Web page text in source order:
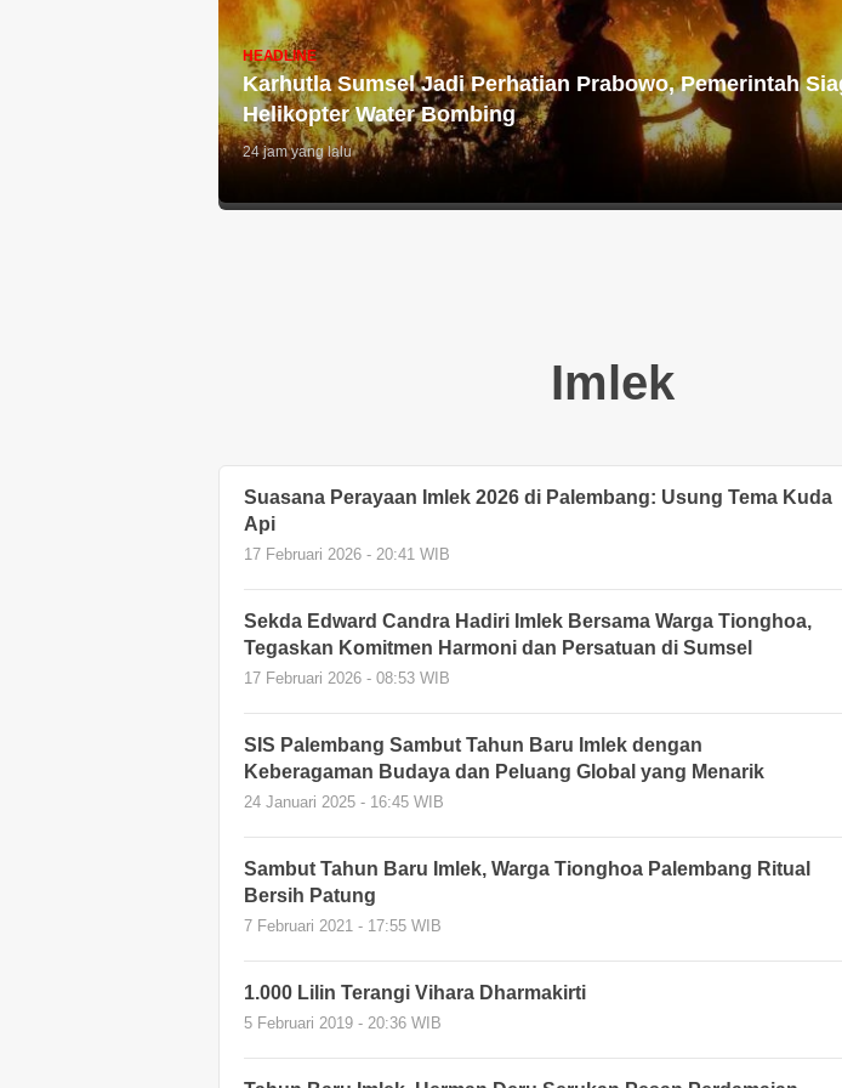
HEADLINE
Karhutla Sumsel Jadi Perhatian Prabowo, Pemerintah
Helikopter Water Bombing
24 jam yang lalu
Nizamia
Andalusia
Choir
Juara di
Thailand
24 jam yang
Kemampo
Perkuat
Jaringan
Persemaian
Nasional
Imlek
Suasana Perayaan Imlek 2026 di Palembang: Usung Tema Kuda
Api
17 Februari 2026 - 20:41 WIB
Sekda Edward Candra Hadiri Imlek Bersama Warga Tionghoa,
Tegaskan Komitmen Harmoni dan Persatuan di Sumsel
17 Februari 2026 - 08:53 WIB
SIS Palembang Sambut Tahun Baru Imlek dengan
Keberagaman Budaya dan Peluang Global yang Menarik
24 Januari 2025 - 16:45 WIB
Sambut Tahun Baru Imlek, Warga Tionghoa Palembang Ritual
Bersih Patung
7 Februari 2021 - 17:55 WIB
1.000 Lilin Terangi Vihara Dharmakirti
5 Februari 2019 - 20:36 WIB